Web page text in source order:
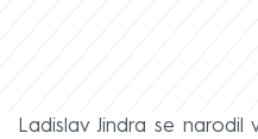
Ladislav Jindra se narodil